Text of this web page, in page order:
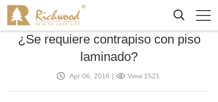
¿Se requiere contrapiso con piso
laminado?
Apr 06, 2016 | View:1521